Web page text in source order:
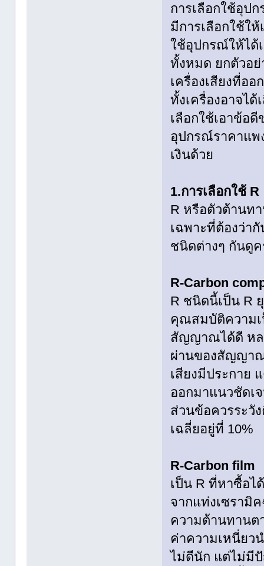
การเลือกใช้อุป
มีการเลือกใช้ใ
ใช้อุปกรณ์ให้ได้
ทั้งหมด ยกตัวอย่
เครื่องเสียงที่อ
ทั้งเครื่องอาจไ
เลือกใช้เอาข้อ
อุปกรณ์ราคาแพ
เงินด้วย
1.การเลือกใช้ R
R หรือตัวต้านท
เฉพาะที่ต้องว่า
ชนิดต่างๆ กันดู
R-Carbon
R ชนิดนี้เป็น R
คุณสมบัติความเ
สัญญาณได้ดี หล
ผ่านของสัญญาณ
เสียงมีประกาย
ออกมาแนวชัดเ
ส่วนข้อควรระวั
เฉลี่ยอยู่ที่ 10%
R-Carbon film
เป็น R ที่หาซื้อไ
จากแท่งเซรามิ
ความต้านทานต
ค่าความเหนี่ยว
ไม่ดีนัก แต่ไม่มี